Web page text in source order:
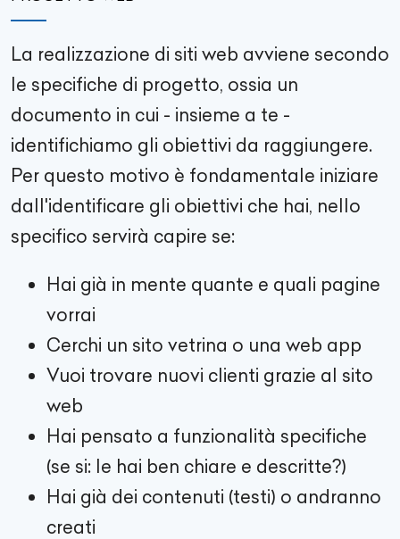
La realizzazione di siti web avviene secondo
le specifiche di progetto, ossia un
documento in cui - insieme a te -
identifichiamo gli obiettivi da raggiungere.
Per questo motivo è fondamentale iniziare
dall'identificare gli obiettivi che hai, nello
specifico servirà capire se:
Hai già in mente quante e quali pagine
vorrai
Cerchi un sito vetrina o una web app
Vuoi trovare nuovi clienti grazie al sito
web
Hai pensato a funzionalità specifiche
(se si: le hai ben chiare e descritte?)
Hai già dei contenuti (testi) o andranno
creati